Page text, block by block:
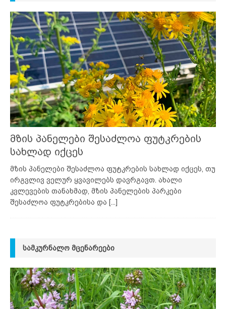
მზის პანელები შესაძლოა ფუტკრების
სახლად იქცეს
მზის პანელები შესაძლოა ფუტკრების სახლად იქცეს, თუ
ირგვლივ ველურ ყვავილებს დავრგავთ. ახალი
კვლევების თანახმად, მზის პანელების პარკები
შესაძლოა ფუტკრებისა და [...]
ᲡᲐᲛᲙᲣᲠᲜᲐᲚᲝ ᲛᲪᲔᲜᲐᲠᲔᲔᲑᲘ